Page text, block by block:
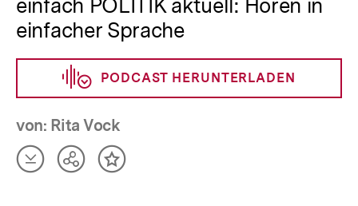
einfacher Sprache
PODCAST HERUNTERLADEN
von: Rita Vock
Artikel
herunterladen
TeilenInhalt